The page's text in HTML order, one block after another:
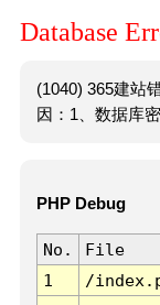
Database
(1040) 365建站
因：1、数据库
PHP Debug
No. File
1
/